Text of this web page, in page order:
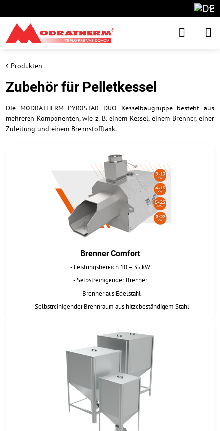
Produkten
Zubehör für Pelletkessel
Die MODRATHERM PYROSTAR DUO Kesselbaugruppe besteht aus
mehreren Komponenten, wie z. B. einem Kessel, einem Brenner, einer
Zuleitung und einem Brennstofftank.
Brenner Comfort
- Leistungsbereich 10 – 35 kW
- Selbstreinigender Brenner
- Brenner aus Edelstahl
- Selbstreinigender Brennraum aus hitzebeständigem Stahl